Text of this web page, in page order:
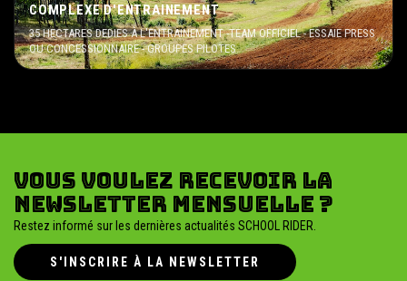
COMPLEXE D'ENTRAINEMENT
35 HECTARES DEDIES À L'ENTRAINEMENT -TEAM OFFICIEL - ESSAIE PRESS
OU CONCESSIONNAIRE - GROUPES PILOTES
Vous voulez recevoir la
newsletter mensuelle ?
Restez informé sur les dernières actualités SCHOOL RIDER.
S'INSCRIRE À LA NEWSLETTER